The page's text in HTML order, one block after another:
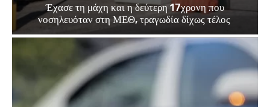
Έχασε τη μάχη και η δεύτερη 17χρονη που
νοσηλευόταν στη ΜΕΘ, τραγωδία δίχως τέλος